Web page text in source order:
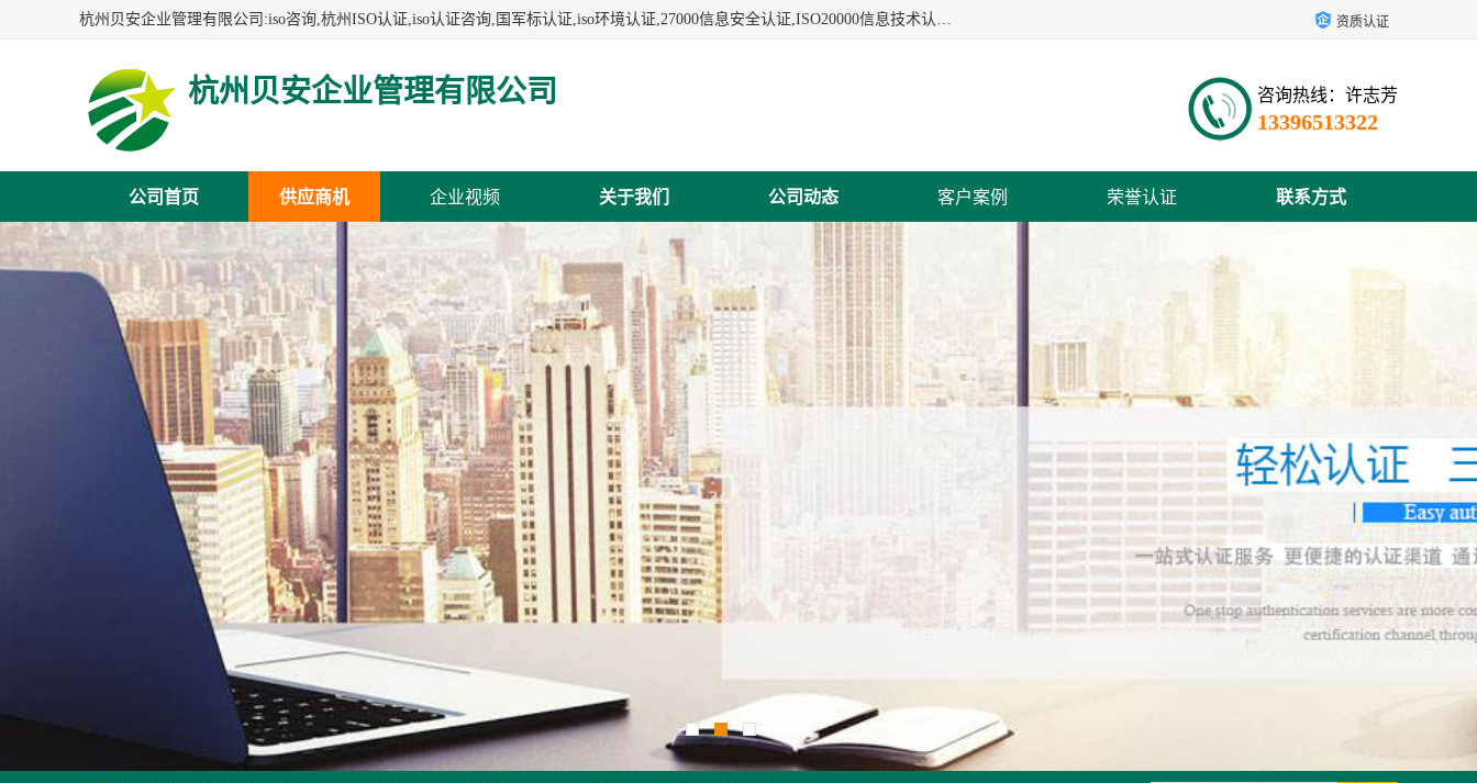
杭州贝安企业管理有限公司:iso咨询,杭州ISO认证,iso认证咨询,国军标认证,iso环境认证,27000信息安全认证,ISO20000信息技术认证,口罩检测报告,32610检测报告,CCRC认证,ISO50001认证,ITSS认证,两化融合认证,出口口罩检测报告等认证代理服务,本公司有近10年的体系咨询经验,能业务覆盖范围南到海南三亚北到新疆阿克苏. 资质认证
杭州贝安企业管理有限公司 咨询热线：许志芳
13396513322
公司首页 供应商机 企业视频 关于我们 公司动态 客户案例 荣誉认证 联系方式